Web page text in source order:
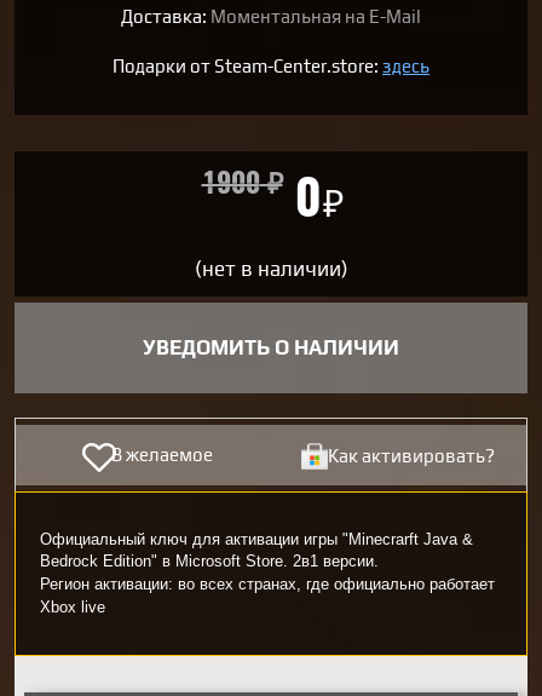
Доставка: Моментальная на E-Mail
Подарки от Steam-Center.store: здесь
1900₽ 0₽
(нет в наличии)
УВЕДОМИТЬ О НАЛИЧИИ
В желаемое Как активировать?
Официальный ключ для активации игры "Minecrarft Java &
Bedrock Edition" в Microsoft Store. 2в1 версии.
Регион активации: во всех странах, где официально работает
Xbox live